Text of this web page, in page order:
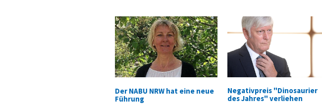
Der NABU NRW hat eine neue
Führung
Negativpreis "Dinosaurier
des Jahres" verliehen